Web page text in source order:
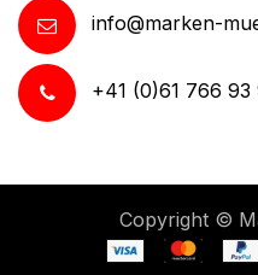
info@marken-
+41 (0)61 766 93
Copyright ©